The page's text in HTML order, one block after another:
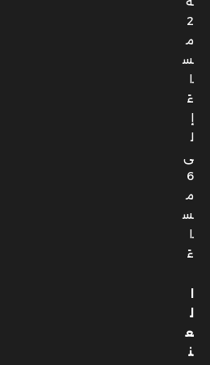
2
م
س
ا
ءً
إ
ل
ى
6
م
س
ا
ءً
ل
ع
ن